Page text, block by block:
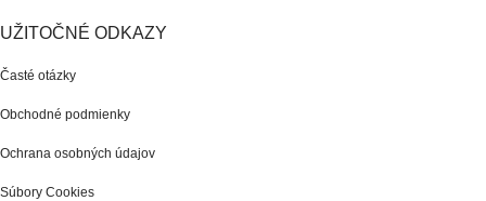
UŽITOČNÉ ODKAZY
Časté otázky
Obchodné podmienky
Ochrana osobných údajov
Súbory Cookies